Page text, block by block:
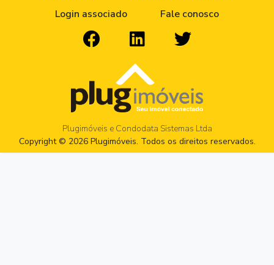
Login associado
Fale conosco
Plugimóveis e Condodata Sistemas Ltda
Copyright © 2026 Plugimóveis. Todos os direitos reservados.